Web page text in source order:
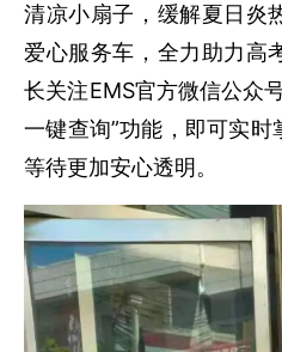
清凉小扇子，缓解夏日炎
爱心服务车，全力助力高
长关注EMS官方微信公众
一键查询”功能，即可实
等待更加安心透明。